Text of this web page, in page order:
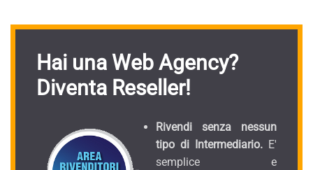
Hai una Web Agency?
Diventa Reseller!
Rivendi senza nessun
tipo di Intermediario. E'
semplice e